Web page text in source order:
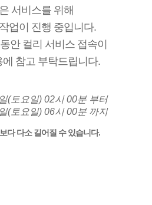
서비스를 위해
업이 진행 중입니다.
안 컬리 서비스 접속이
참고 부탁드립니다.
(토요일) 02시 00분 부터
(토요일) 06시 00분 까지
다 다소 길어질 수 있습니다.